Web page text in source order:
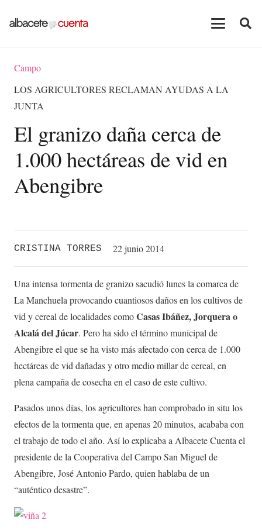
Campo
LOS AGRICULTORES RECLAMAN AYUDAS A LA
JUNTA
El granizo daña cerca de
1.000 hectáreas de vid en
Abengibre
CRISTINA TORRES 22 junio 2014
Una intensa tormenta de granizo sacudió lunes la comarca de
La Manchuela provocando cuantiosos daños en los cultivos de
vid y cereal de localidades comoCasas Ibáñez, Jorquera o
Alcalá del Júcar. Pero ha sido el término municipal de
Abengibre el que se ha visto más afectado con cerca de 1.000
hectáreas de vid dañadas y otro medio millar de cereal, en
plena campaña de cosecha en el caso de este cultivo.
Pasados unos días, los agricultores han comprobado in situ los
efectos de la tormenta que, en apenas 20 minutos, acababa con
el trabajo de todo el año. Así lo explicaba a Albacete Cuenta el
presidente de la Cooperativa del Campo San Miguel de
Abengibre, José Antonio Pardo, quien hablaba de un
“auténtico desastre”.